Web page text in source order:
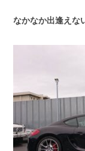
なかなか出逢えな